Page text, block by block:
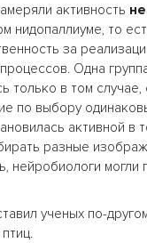
активность
нидопаллиуме, то
за
Одна
только в том
по выбору
активной в
разные
нейробиологи могли
ученых по-